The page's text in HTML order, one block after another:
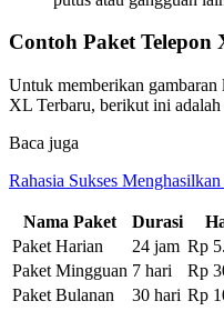
Contoh Paket Telepon
Untuk memberikan gambaran
XL Terbaru, berikut ini
Baca juga
Rahasia Sukses
Nama Paket Durasi
Paket Harian
24 jam Rp
Paket Mingguan 7 hari
Rp
Paket Bulanan
30 hari Rp